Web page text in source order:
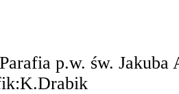
p.w. św.